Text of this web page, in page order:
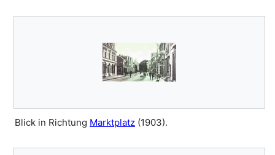
Blick in Richtung Marktplatz (1903).